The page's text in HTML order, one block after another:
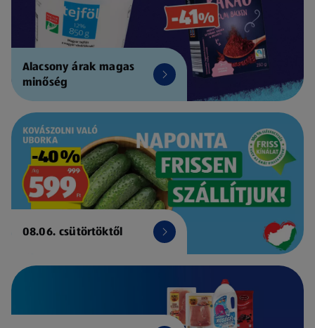
Alacsony árak magas
minőség
08.06. csütörtöktől